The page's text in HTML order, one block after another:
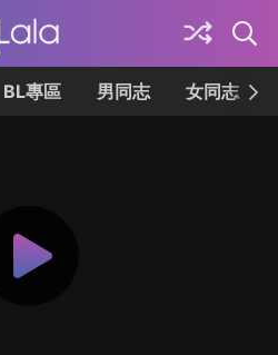
BL專區 男同志 女同志